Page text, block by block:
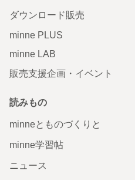
ダウンロード販売
minne PLUS
minne LAB
販売支援企画・イベント
読みもの
minneとものづくりと
minne学習帖
ニュース